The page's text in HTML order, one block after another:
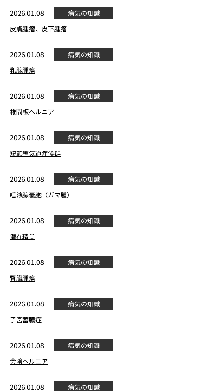
2026.01.08
病気の知識
皮膚腫瘤、皮下腫瘤
2026.01.08
病気の知識
乳腺腫瘍
2026.01.08
病気の知識
椎間板ヘルニア
2026.01.08
病気の知識
短頭種気道症候群
2026.01.08
病気の知識
唾液腺嚢胞（ガマ腫）
2026.01.08
病気の知識
潜在精巣
2026.01.08
病気の知識
腎臓腫瘍
2026.01.08
病気の知識
子宮蓄膿症
2026.01.08
病気の知識
会陰ヘルニア
2026.01.08 病気の知識